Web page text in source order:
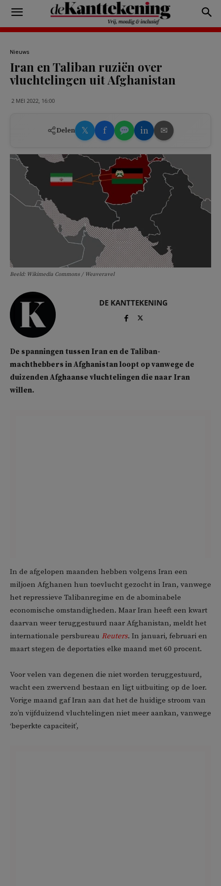
Nieuws
Iran en Taliban ruziën over
vluchtelingen uit Afghanistan
2 MEI 2022, 16:00
Delen 𝕏 f in ✉
Beeld: Wikimedia Commons / Weaveravel
DE KANTTEKENING
De spanningen tussen Iran en de Taliban-
machthebbers in Afghanistan loopt op vanwege de
duizenden Afghaanse vluchtelingen die naar Iran
willen.
In de afgelopen maanden hebben volgens Iran een
miljoen Afghanen hun toevlucht gezocht in Iran, vanwege
het repressieve Talibanregime en de abominabele
economische omstandigheden. Maar Iran heeft een kwart
daarvan weer teruggestuurd naar Afghanistan, meldt het
internationale persbureau Reuters. In januari, februari en
maart stegen de deportaties elke maand met 60 procent.
Voor velen van degenen die niet worden teruggestuurd,
wacht een zwervend bestaan en ligt uitbuiting op de loer.
Vorige maand gaf Iran aan dat het de huidige stroom van
zo’n vijfduizend vluchtelingen niet meer aankan, vanwege
‘beperkte capaciteit’,